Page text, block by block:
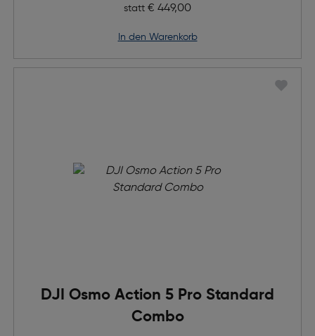
statt Ursprünglicher Preis
€ 449,00
in den Warenkorb
DJI Osmo Action 5 Pro Standard
Combo